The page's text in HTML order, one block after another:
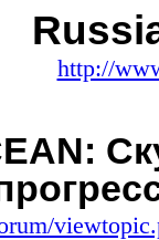
http://